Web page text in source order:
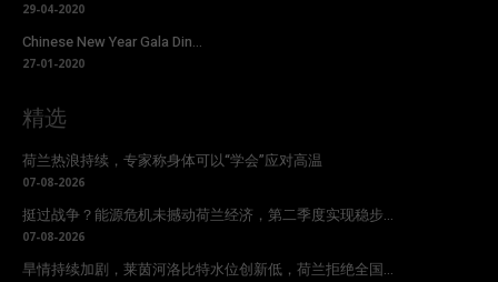
29-04-2020
Chinese New Year Gala Din...
27-01-2020
精选
荷兰热浪持续，专家称身体可以“学会”应对高温
07-08-2026
挺过战争？能源危机未撼动荷兰经济，第二季度实现稳步...
07-08-2026
旱情持续加剧，莱茵河洛比特水位创新低，荷兰拒绝全国...